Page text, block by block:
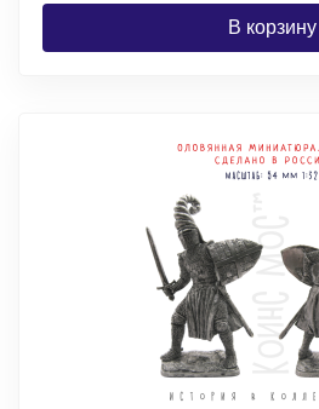
В корзину